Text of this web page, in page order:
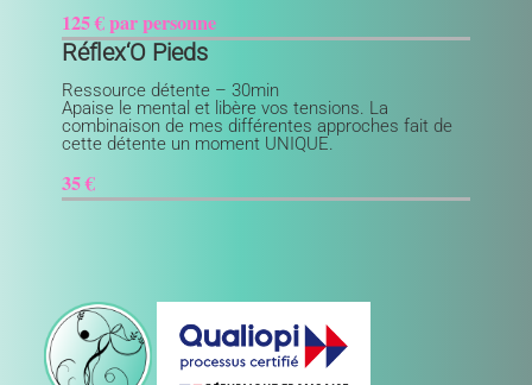
125 € par personne
Réflex‘O Pieds
Ressource détente – 30min
Apaise le mental et libère vos tensions. La
combinaison de mes différentes approches fait de
cette détente un moment UNIQUE.
35 €